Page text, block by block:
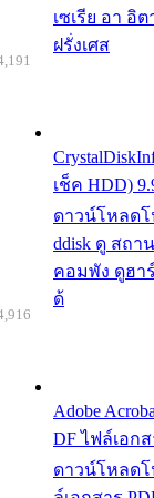
เซเรีย อา อิ
ฝรั่งเศส
เช็ค HDD)
ดาวน์โหลดโ
ddisk ดู สถา
คอมพัง ดูฮาร์
ด้
Adobe
DF ไฟล์เอกส
ดาวน์โหลดโ